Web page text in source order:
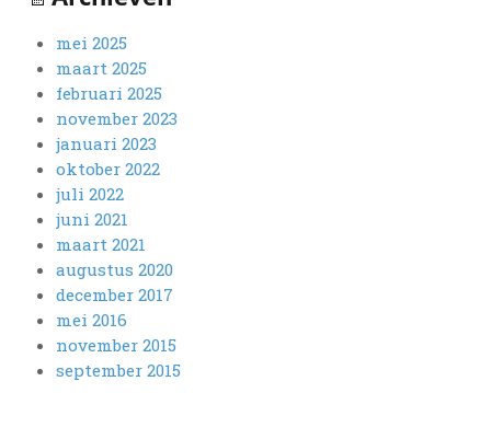
mei 2025
maart 2025
februari 2025
november 2023
januari 2023
oktober 2022
juli 2022
juni 2021
maart 2021
augustus 2020
december 2017
mei 2016
november 2015
september 2015